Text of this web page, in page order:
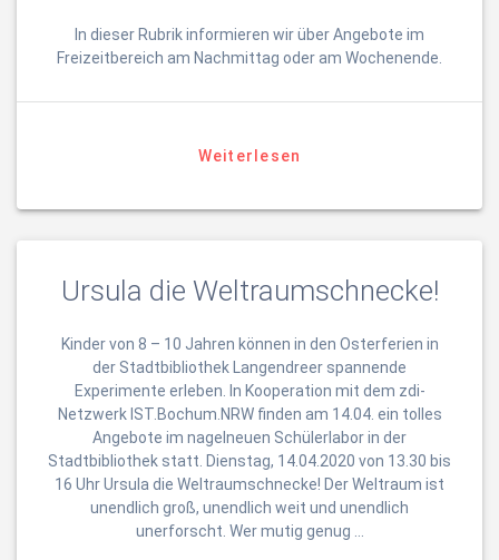
In dieser Rubrik informieren wir über Angebote im
Freizeitbereich am Nachmittag oder am Wochenende.
Weiterlesen
Ursula die Weltraumschnecke!
Kinder von 8 – 10 Jahren können in den Osterferien in
der Stadtbibliothek Langendreer spannende
Experimente erleben. In Kooperation mit dem zdi-
Netzwerk IST.Bochum.NRW finden am 14.04. ein tolles
Angebote im nagelneuen Schülerlabor in der
Stadtbibliothek statt. Dienstag, 14.04.2020 von 13.30 bis
16 Uhr Ursula die Weltraumschnecke! Der Weltraum ist
unendlich groß, unendlich weit und unendlich
unerforscht. Wer mutig genug …